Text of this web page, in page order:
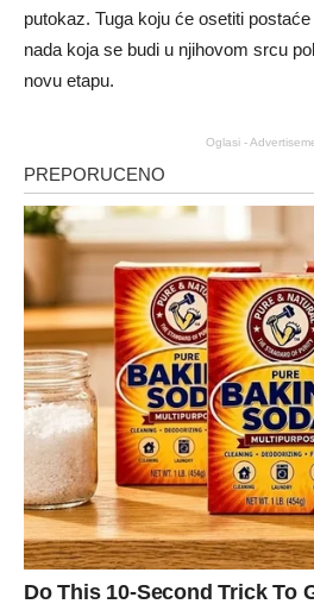
putokaz. Tuga koju će osetiti
nada koja se budi u njihovom srcu
novu etapu.
Oglasi -